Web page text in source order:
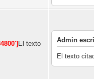
El texto
Admin
El texto